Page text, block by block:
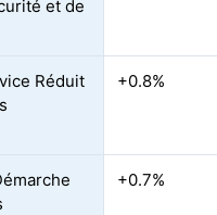
et de
Réduit
+0.8%
+0.7%